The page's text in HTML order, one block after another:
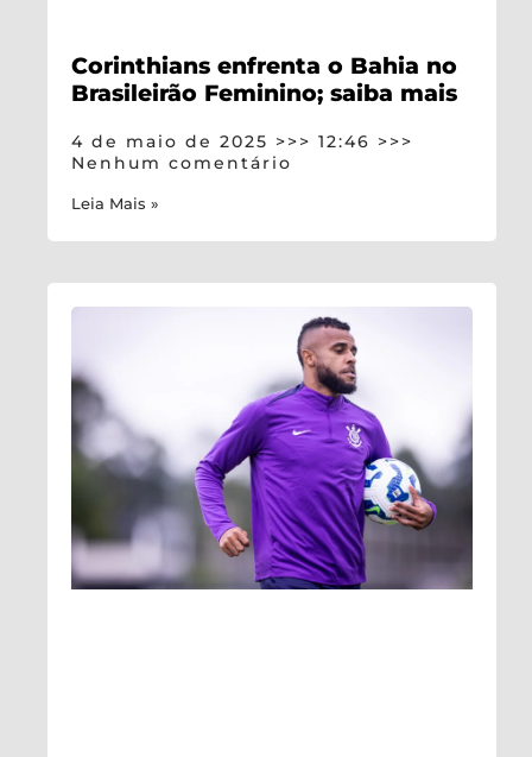
Corinthians enfrenta o Bahia no
Brasileirão Feminino; saiba mais
4 de maio de 2025
12:46
Nenhum comentário
Leia Mais »